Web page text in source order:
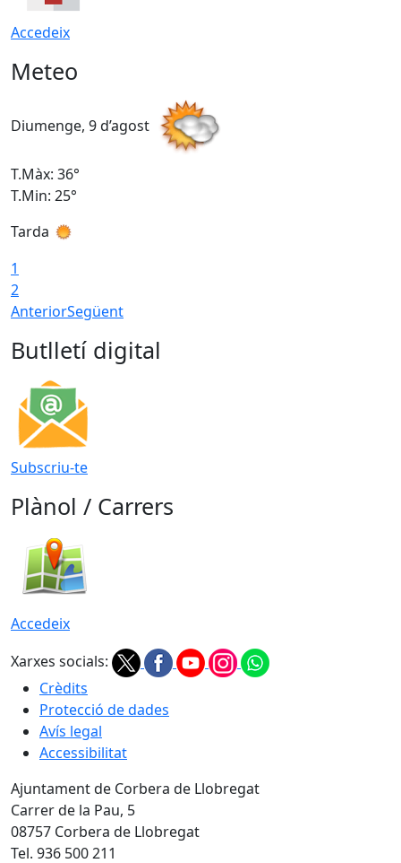
Accedeix
Meteo
Diumenge, 9 d’agost
T.Màx: 36°
T.Min: 25°
Tarda
1
2
AnteriorSegüent
Butlletí digital
Subscriu-te
Plànol / Carrers
Accedeix
Xarxes socials:
Crèdits
Protecció de dades
Avís legal
Accessibilitat
Ajuntament de Corbera de Llobregat
Carrer de la Pau, 5
08757 Corbera de Llobregat
Tel. 936 500 211